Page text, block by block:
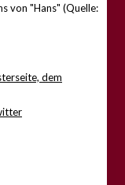
von "Hans" (Quelle:
dem